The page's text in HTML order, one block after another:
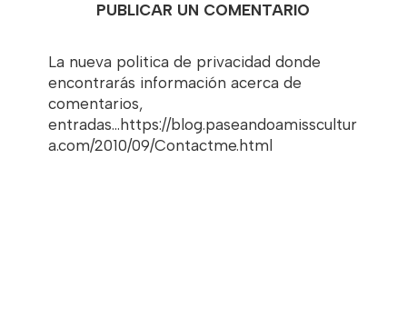
PUBLICAR UN COMENTARIO
La nueva politica de privacidad donde
encontrarás información acerca de
comentarios,
entradas...https://blog.paseandoamisscultur
a.com/2010/09/Contactme.html